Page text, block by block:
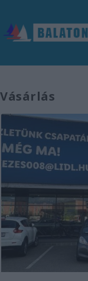
Vásárlás